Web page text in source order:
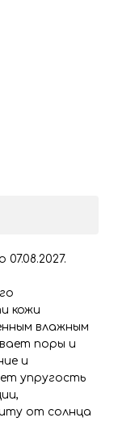
кожи
влажным
поры и
и
упругость
от солнца